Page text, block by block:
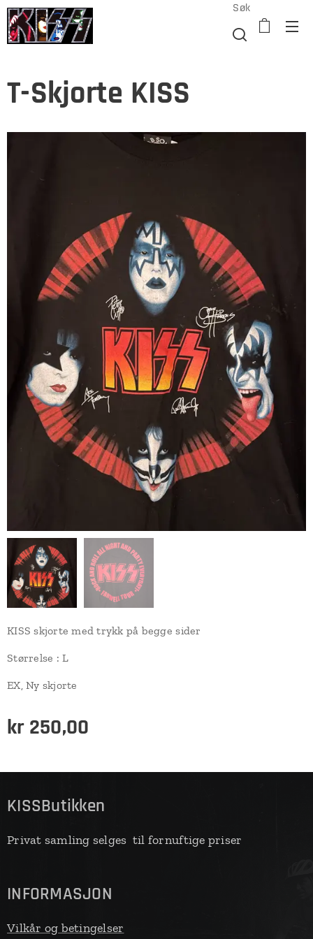
Søk
T-Skjorte KISS
KISS skjorte med trykk på begge sider
Størrelse : L
EX, Ny skjorte
kr 250,00
KISSButikken
Privat samling selges til fornuftige priser
INFORMASJON
Vilkår og betingelser